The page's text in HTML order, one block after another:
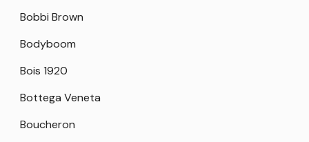
Bobbi Brown
Bodyboom
Bois 1920
Bottega Veneta
Boucheron